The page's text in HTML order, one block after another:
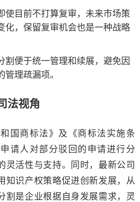
使目前不打算复审，未来市场策
化，保留复审机会也是一种战略
割便于统一管理和续展，避免因
管理疏漏项。
法视角
国商标法》及《商标法实施条
请人对部分驳回的申请进行分
灵活性与支持。同时，最新公司
知识产权策略促进创新发展，从
割是企业根据自身发展需求，灵